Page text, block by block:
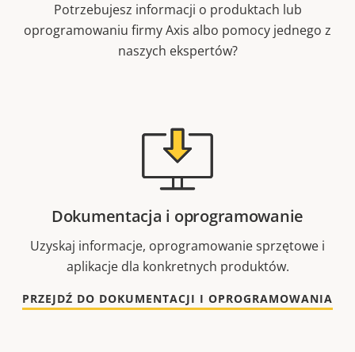
Potrzebujesz informacji o produktach lub
oprogramowaniu firmy Axis albo pomocy jednego z
naszych ekspertów?
Dokumentacja i oprogramowanie
Uzyskaj informacje, oprogramowanie sprzętowe i
aplikacje dla konkretnych produktów.
PRZEJDŹ DO DOKUMENTACJI I OPROGRAMOWANIA